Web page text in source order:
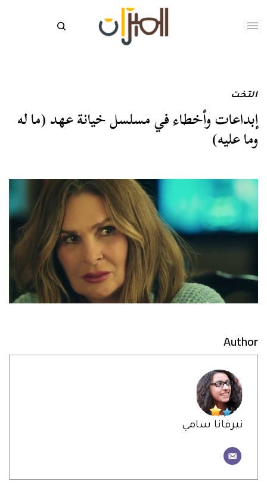
التخت
إبداعات وأخطاء في مسلسل خيانة عهد (ما له
وما عليه)
Author
نيرفانا سامي